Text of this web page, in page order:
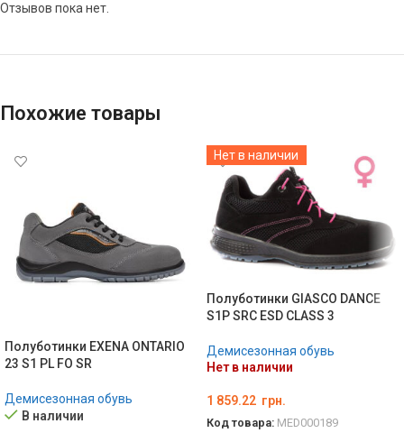
Отзывов пока нет.
Похожие товары
Полуботинки EXENA ONTARIO
23 S1 PL FO SR
Демисезонная обувь
В наличии
Нет в наличии
Полуботинки GIASCO DANCE
S1P SRC ESD CLASS 3
Демисезонная обувь
Нет в наличии
1 859.22 грн.
Код товара: MED000189